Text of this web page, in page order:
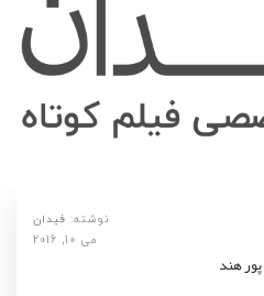
نوشته: فیدان
می 10, 2016
هند